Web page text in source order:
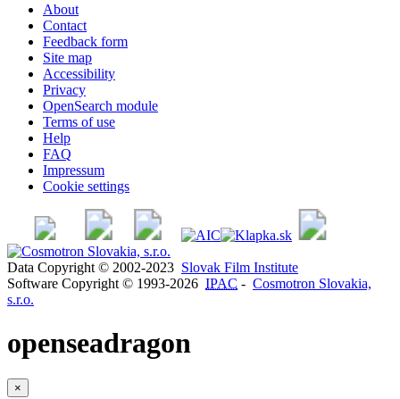
About
Contact
Feedback form
Site map
Accessibility
Privacy
OpenSearch module
Terms of use
Help
FAQ
Impressum
Cookie settings
Data Copyright © 2002-2023 Slovak Film Institute
Software Copyright © 1993-2026 IPAC - Cosmotron Slovakia,
s.r.o.
openseadragon
×